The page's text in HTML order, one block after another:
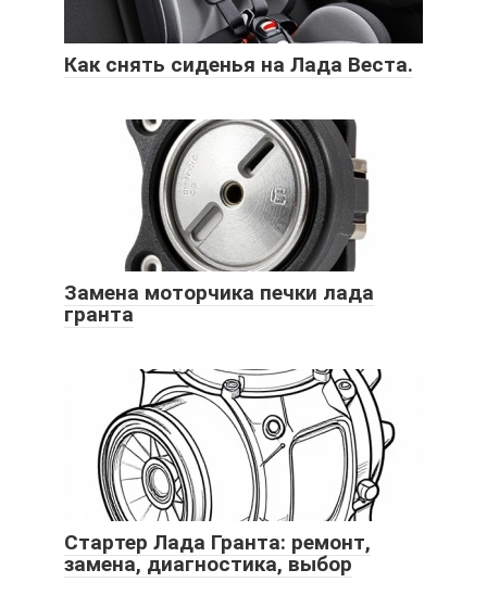
Как снять сиденья на Лада Веста.
Замена моторчика печки лада
гранта
Стартер Лада Гранта: ремонт,
замена, диагностика, выбор